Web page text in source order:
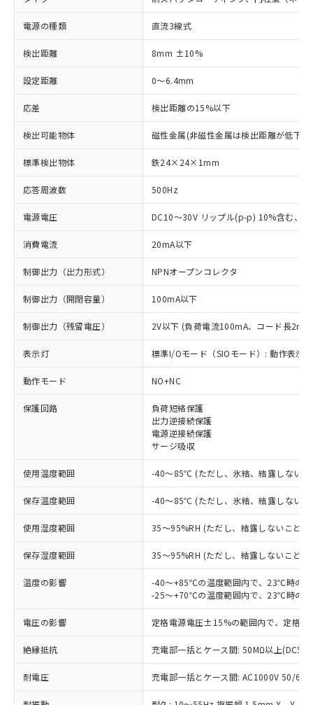
電源の種類 直流3線式
検出距離 8mm ±10%
設定距離 0～6.4mm
応差 検出距離の15%以下
検出可能物体 磁性金属(非磁性金属は検出距離が低下し
標準検出物体 鉄24×24×1mm
応答周波数 500Hz
電源電圧 DC10～30V リップル(p-p) 10%含む、
消費電流 20mA以下
制御出力（出力形式） NPNオープンコレクタ
制御出力（開閉容量） 100mA以下
制御出力（残留電圧） 2V以下 (負荷電流100mA、コード長2m
表示灯 標準I/Oモード（SIOモード）: 動作表示
動作モード NO+NC
保護回路
負荷短絡保護
出力逆接続保護
電源逆接続保護
サージ吸収
使用温度範囲 -40～85℃ (ただし、氷結、結露しないこ
保存温度範囲 -40～85℃ (ただし、氷結、結露しないこ
使用湿度範囲 35～95%RH (ただし、結露しないこと)
保存湿度範囲 35～95%RH (ただし、結露しないこと)
温度の影響
-40～+85℃の温度範囲内で、23℃時の
-25～+70℃の温度範囲内で、23℃時の
電圧の影響 定格電源電圧±15%の範囲内で、定格
絶縁抵抗 充電部一括とケース間: 50MΩ以上
耐電圧 充電部一括とケース間: AC1000V 50/
ご利用条件
以下の条件をお読みいただき、同意のうえ
ご利用ください。
本サービスは、当社制御機器事業取扱
商品の当社在庫状況および標準価格
(税抜)を提供させていただくもので
当社制御機器事業取扱商品の中には、
本サービスの対象外となる商品もある
ことをご了承ください。
在庫状況および標準価格照会結果は、
記載している更新日時点での社内デー
※1 対応状況
対応済み：EU RoHS指令（10物質）の
非含有に対応した製品が提供可能な商品で
対応予定：EU RoHS指令（10物質）の非含
有に対応した製品に切り替える予定のある
商品です。
対応予定なし：EU RoHS指令（10物質）の
非含有に非対応の商品で、対応品を出す予
定はありません。
調査・確認中：EU RoHS指令（10物質）の
非含有の対応状況を調査中または確認中の
非該当品：ライセンス料など無形物で、有
害物質有無と関係のない商品です。
いたものが、含有品と判明した場合などや
むを得ず変更することがあります。
*EU RoHS指令（10物質）：
※1 中国RoHS○×表
「○」：最大均質材料含有率が中国RoHSの
基準値以下であることを示します。
「×」：最大均質材料含有率が中国RoHSの
基準値を超えていることを示します。
為替および外国貿易法に定める商品
（以下｢規制貨物等」という）を輸出